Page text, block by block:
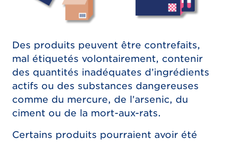
Des produits peuvent être contrefaits,
mal étiquetés volontairement, contenir
des quantités inadéquates d’ingrédients
actifs ou des substances dangereuses
comme du mercure, de l’arsenic, du
ciment ou de la mort-aux-rats.
Certains produits pourraient avoir été